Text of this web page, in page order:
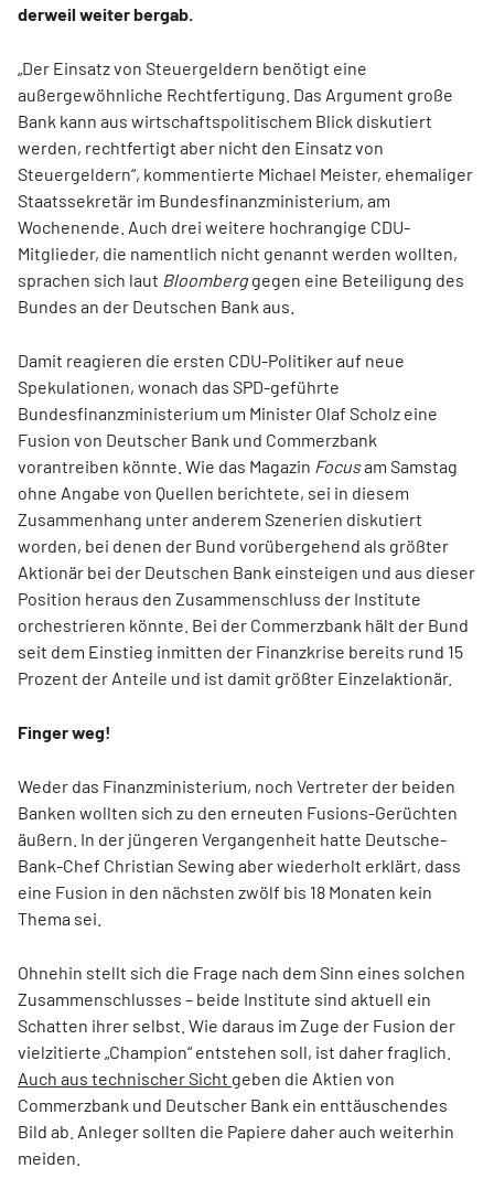
derweil weiter bergab.
„Der Einsatz von Steuergeldern benötigt eine
außergewöhnliche Rechtfertigung. Das Argument große
Bank kann aus wirtschaftspolitischem Blick diskutiert
werden, rechtfertigt aber nicht den Einsatz von
Steuergeldern“, kommentierte Michael Meister, ehemaliger
Staatssekretär im Bundesfinanzministerium, am
Wochenende. Auch drei weitere hochrangige CDU-
Mitglieder, die namentlich nicht genannt werden wollten,
sprachen sich laut Bloomberggegen eine Beteiligung des
Bundes an der Deutschen Bank aus.
Damit reagieren die ersten CDU-Politiker auf neue
Spekulationen, wonach das SPD-geführte
Bundesfinanzministerium um Minister Olaf Scholz eine
Fusion von Deutscher Bank und Commerzbank
vorantreiben könnte. Wie das Magazin Focusam Samstag
ohne Angabe von Quellen berichtete, sei in diesem
Zusammenhang unter anderem Szenerien diskutiert
worden, bei denen der Bund vorübergehend als größter
Aktionär bei der Deutschen Bank einsteigen und aus dieser
Position heraus den Zusammenschluss der Institute
orchestrieren könnte. Bei der Commerzbank hält der Bund
seit dem Einstieg inmitten der Finanzkrise bereits rund 15
Prozent der Anteile und ist damit größter Einzelaktionär.
Finger weg!
Weder das Finanzministerium, noch Vertreter der beiden
Banken wollten sich zu den erneuten Fusions-Gerüchten
äußern. In der jüngeren Vergangenheit hatte Deutsche-
Bank-Chef Christian Sewing aber wiederholt erklärt, dass
eine Fusion in den nächsten zwölf bis 18 Monaten kein
Thema sei.
Ohnehin stellt sich die Frage nach dem Sinn eines solchen
Zusammenschlusses – beide Institute sind aktuell ein
Schatten ihrer selbst. Wie daraus im Zuge der Fusion der
vielzitierte „Champion“ entstehen soll, ist daher fraglich.
Auch aus technischer Sicht geben die Aktien von
Commerzbank und Deutscher Bank ein enttäuschendes
Bild ab. Anleger sollten die Papiere daher auch weiterhin
meiden.